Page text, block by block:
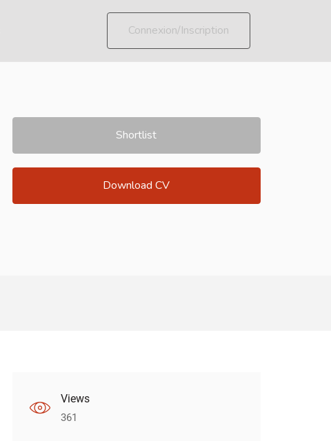
Connexion/Inscription
Shortlist
Download CV
Views
361